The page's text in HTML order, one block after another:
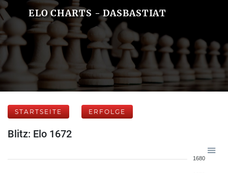
ELO CHARTS - DASBASTIAT
STARTSEITE ERFOLGE
Blitz: Elo 1672
1680